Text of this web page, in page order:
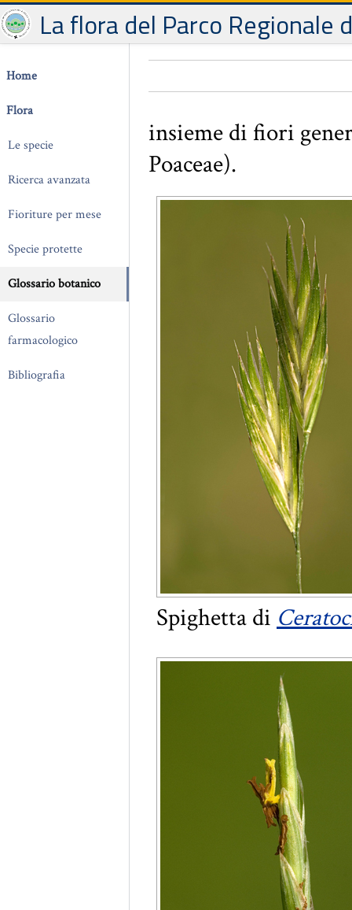
La flora del Parco Regionale
Home
Flora
Le specie
Ricerca avanzata
Fioriture per mese
Specie protette
Glossario botanico
Glossario
farmacologico
Bibliografia
insieme di fiori
Poaceae).
Spighetta di